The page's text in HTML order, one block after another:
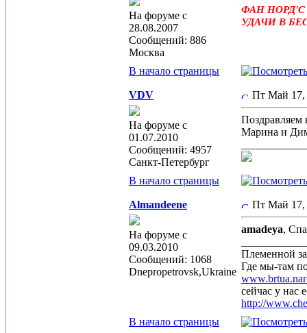
На форуме с
28.08.2007
Сообщений: 886
Москва
ФАН
УДАЧИ В
В начало страницы
VDV
На форуме с
01.07.2010
Сообщений: 4957
Санкт-Петербург
Пт Май
Поздравляем
Марина и
В начало страницы
Almandeene
На форуме с
09.03.2010
Сообщений: 1068
Dnepropetrovsk,Ukrаinе
Пт Май
amadeya,
Племенной
Где мы-там
сейчас у нас
http://
В начало страницы